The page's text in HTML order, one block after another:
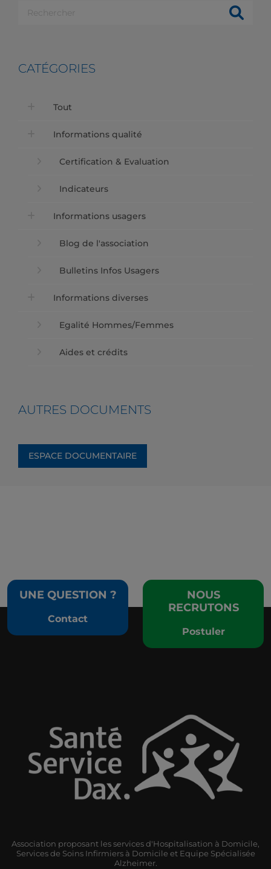
CATÉGORIES
Tout
Informations qualité
Certification & Evaluation
Indicateurs
Informations usagers
Blog de l'association
Bulletins Infos Usagers
Informations diverses
Egalité Hommes/Femmes
Aides et crédits
AUTRES DOCUMENTS
ESPACE DOCUMENTAIRE
UNE QUESTION ?
Contact
NOUS
RECRUTONS
Postuler
Association proposant les services d'Hospitalisation à Domicile,
Services de Soins Infirmiers à Domicile et Equipe Spécialisée
Alzheimer.